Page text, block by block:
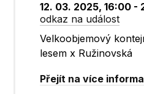
12. 03. 2025, 16:00 -
odkaz na událost
Velkoobjemový
lesem x Ružinovská
Přejít na více